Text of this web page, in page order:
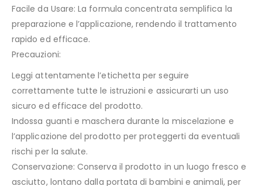
Facile da Usare: La formula concentrata semplifica la
preparazione e l’applicazione, rendendo il trattamento
rapido ed efficace.
Precauzioni:
Leggi attentamente l’etichetta per seguire
correttamente tutte le istruzioni e assicurarti un uso
sicuro ed efficace del prodotto.
Indossa guanti e maschera durante la miscelazione e
l’applicazione del prodotto per proteggerti da eventuali
rischi per la salute.
Conservazione: Conserva il prodotto in un luogo fresco e
asciutto, lontano dalla portata di bambini e animali, per